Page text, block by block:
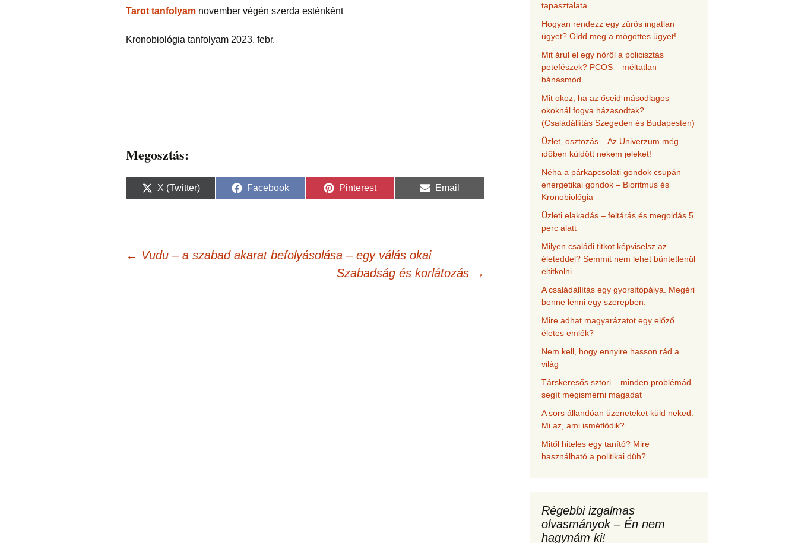
Tarot tanfolyam november végén szerda esténként
Kronobiológia tanfolyam 2023. febr.
Megosztás:
Share
X (Twitter)
Share
Facebook
Share
Pinterest
Share
Email
← Vudu – a szabad akarat befolyásolása – egy válás okai
Szabadság és korlátozás →
tapasztalata
Hogyan rendezz egy zűrös ingatlan
ügyet? Oldd meg a mögöttes ügyet!
Mit árul el egy nőről a policisztás
petefészek? PCOS – méltatlan
bánásmód
Mit okoz, ha az őseid másodlagos
okoknál fogva házasodtak?
(Családállítás Szegeden és Budapesten)
Üzlet, osztozás – Az Univerzum még
időben küldött nekem jeleket!
Néha a párkapcsolati gondok csupán
energetikai gondok – Bioritmus és
Kronobiológia
Üzleti elakadás – feltárás és megoldás 5
perc alatt
Milyen családi titkot képviselsz az
életeddel? Semmit nem lehet büntetlenül
eltitkolni
A családállítás egy gyorsítópálya. Megéri
benne lenni egy szerepben.
Mire adhat magyarázatot egy előző
életes emlék?
Nem kell, hogy ennyire hasson rád a
világ
Társkeresős sztori – minden problémád
segít megismerni magadat
A sors állandóan üzeneteket küld neked:
Mi az, ami ismétlődik?
Mitől hiteles egy tanító? Mire
használható a politikai düh?
Régebbi izgalmas
olvasmányok – Én nem
hagynám ki!